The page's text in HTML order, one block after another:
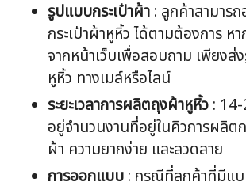
รูปแบบกระเป๋าผ้า : ลูกค้าสามาร
กระเป๋าผ้าหูหิ้ว ได้ตามต้องการ ห
จากหน้าเว็บเพื่อสอบถาม เพียง
หูหิ้ว ทางเมล์หรือไลน์
ระยะเวลาการผลิตถุงผ้าหูหิ้ว :
อยู่จำนวนงานที่อยู่ในคิวการผลิตก
ผ้า ความยากง่าย และลวดลาย
การออกแบบ : กรณีที่ลูกค้าที่มีแ